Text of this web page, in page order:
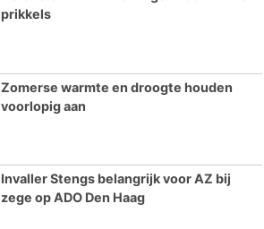
prikkels
Zomerse warmte en droogte houden
voorlopig aan
Invaller Stengs belangrijk voor AZ bij
zege op ADO Den Haag